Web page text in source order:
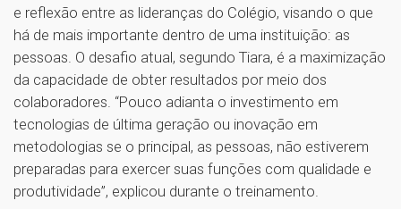
e reflexão entre as lideranças do Colégio, visando o que
há de mais importante dentro de uma instituição: as
pessoas. O desafio atual, segundo Tiara, é a maximização
da capacidade de obter resultados por meio dos
colaboradores. “Pouco adianta o investimento em
tecnologias de última geração ou inovação em
metodologias se o principal, as pessoas, não estiverem
preparadas para exercer suas funções com qualidade e
produtividade”, explicou durante o treinamento.